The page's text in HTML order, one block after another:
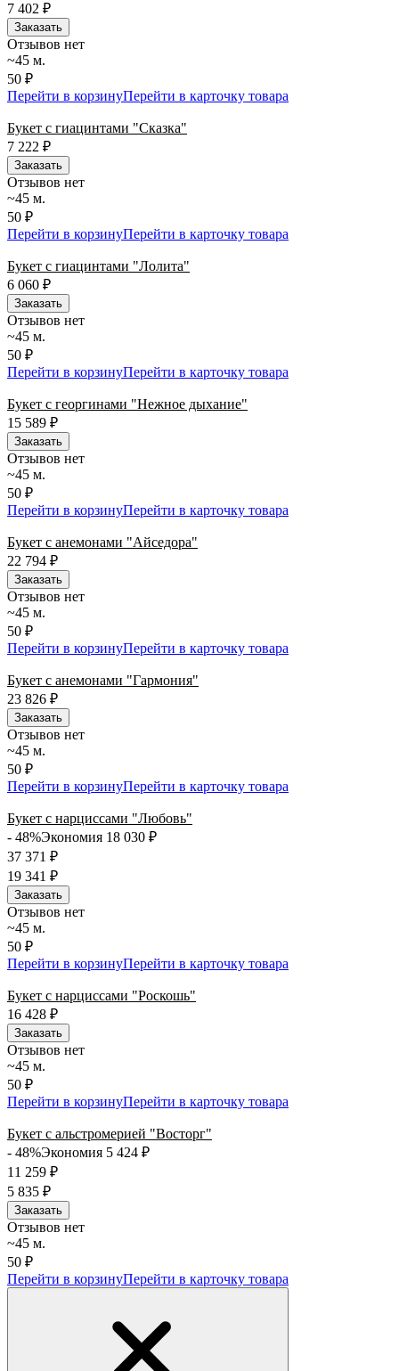
7 402 ₽
Заказать
Отзывов нет
~45 м.
50 ₽
Перейти в корзинуПерейти в карточку товара
Букет с гиацинтами "Сказка"
7 222 ₽
Заказать
Отзывов нет
~45 м.
50 ₽
Перейти в корзинуПерейти в карточку товара
Букет с гиацинтами "Лолита"
6 060 ₽
Заказать
Отзывов нет
~45 м.
50 ₽
Перейти в корзинуПерейти в карточку товара
Букет с георгинами "Нежное дыхание"
15 589 ₽
Заказать
Отзывов нет
~45 м.
50 ₽
Перейти в корзинуПерейти в карточку товара
Букет с анемонами "Айседора"
22 794 ₽
Заказать
Отзывов нет
~45 м.
50 ₽
Перейти в корзинуПерейти в карточку товара
Букет с анемонами "Гармония"
23 826 ₽
Заказать
Отзывов нет
~45 м.
50 ₽
Перейти в корзинуПерейти в карточку товара
Букет с нарциссами "Любовь"
- 48%Экономия 18 030 ₽
37 371 ₽
19 341 ₽
Заказать
Отзывов нет
~45 м.
50 ₽
Перейти в корзинуПерейти в карточку товара
Букет с нарциссами "Роскошь"
16 428 ₽
Заказать
Отзывов нет
~45 м.
50 ₽
Перейти в корзинуПерейти в карточку товара
Букет с альстромерией "Восторг"
- 48%Экономия 5 424 ₽
11 259 ₽
5 835 ₽
Заказать
Отзывов нет
~45 м.
50 ₽
Перейти в корзинуПерейти в карточку товара